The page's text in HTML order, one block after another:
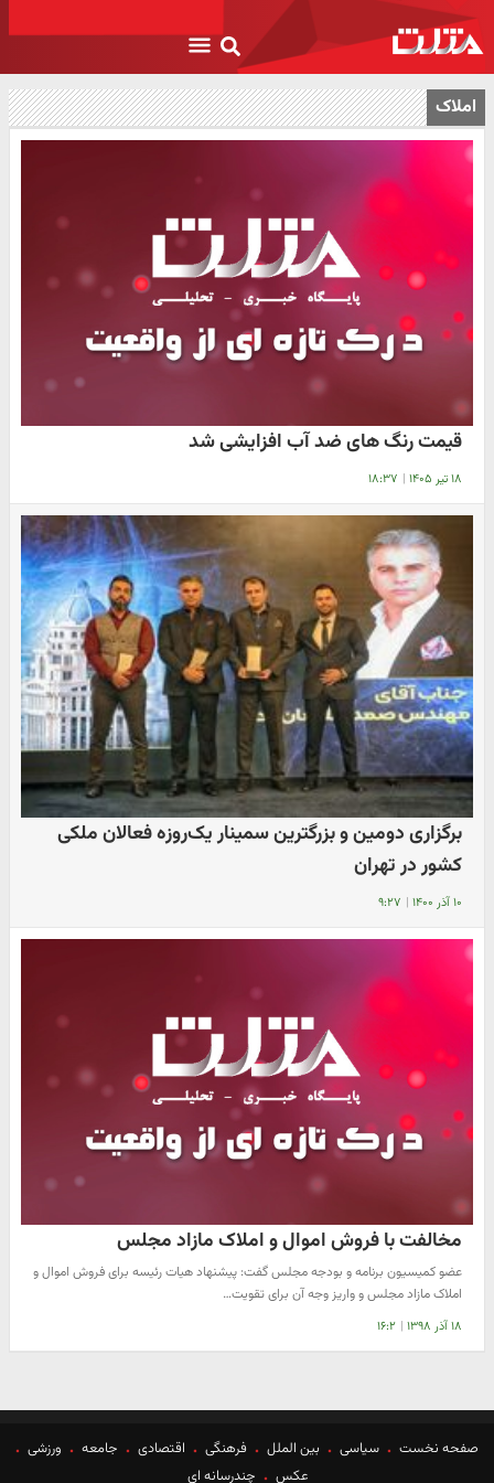
املاک
قیمت رنگ‌ های ضد آب افزایشی شد
۱۸ تیر ۱۴۰۵ | ۱۸:۳۷
برگزاری دومین و بزرگترین سمینار یک‌روزه فعالان ملکی
کشور در تهران
۱۰ آذر ۱۴۰۰ | ۹:۲۷
مخالفت با فروش اموال و املاک مازاد مجلس
عضو کمیسیون برنامه و بودجه مجلس گفت: پیشنهاد هیات رئیسه برای فروش اموال و
املاک مازاد مجلس و واریز وجه آن برای تقویت…
۱۸ آذر ۱۳۹۸ | ۱۶:۲
صفحه نخست سیاسی بین الملل فرهنگی اقتصادی جامعه
ورزشی
عکس
چندرسانه ای